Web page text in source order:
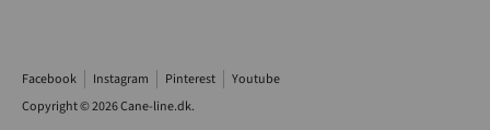
Facebook Instagram Pinterest
Youtube
Copyright © 2026Cane-line.dk.